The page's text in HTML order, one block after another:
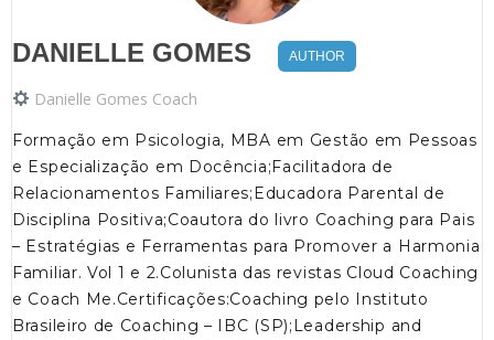
DANIELLE GOMES AUTHOR
Danielle Gomes Coach
Formação em Psicologia, MBA em Gestão em Pessoas
e Especialização em Docência;Facilitadora de
Relacionamentos Familiares;Educadora Parental de
Disciplina Positiva;Coautora do livro Coaching para Pais
– Estratégias e Ferramentas para Promover a Harmonia
Familiar. Vol 1 e 2.Colunista das revistas Cloud Coaching
e Coach Me.Certificações:Coaching pelo Instituto
Brasileiro de Coaching – IBC (SP);Leadership and